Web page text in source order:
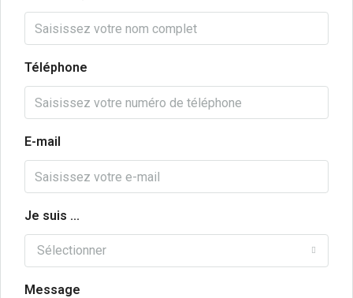
Téléphone
E-mail
Je suis ...
Sélectionner
Message